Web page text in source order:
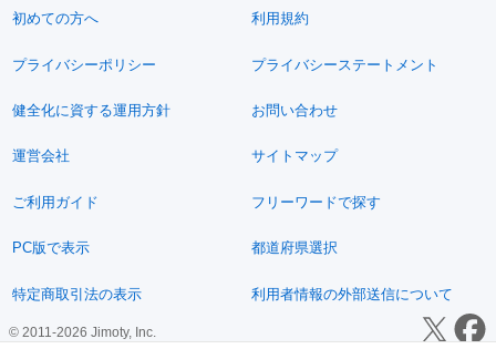
初めての方へ 利用規約
プライバシーポリシー プライバシーステートメント
健全化に資する運用方針 お問い合わせ
運営会社 サイトマップ
ご利用ガイド フリーワードで探す
PC版で表示 都道府県選択
特定商取引法の表示 利用者情報の外部送信について
© 2011-2026 Jimoty, Inc.